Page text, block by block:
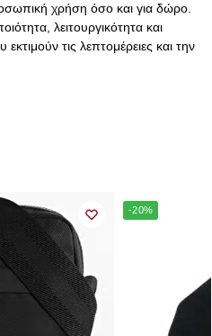
χρήση όσο και για δώρο.
λειτουργικότητα και
τις λεπτομέρειες και την
-20%